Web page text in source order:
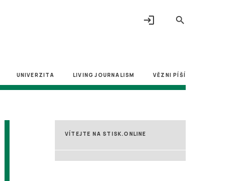
search
login
UNIVERZITA LIVING JOURNALISM VĚZNI PÍŠÍ
VÍTEJTE NA STISK.ONLINE